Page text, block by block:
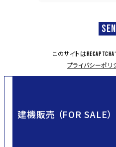
このサイトはreCAPTCHA
プライバシーポリ
建機販売 （FOR SALE）